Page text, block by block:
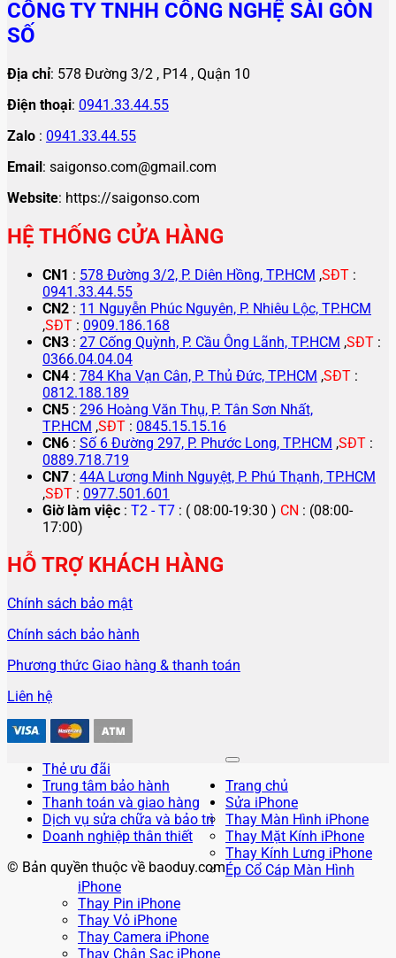
CÔNG TY TNHH CÔNG NGHỆ SÀI GÒN
SỐ
Địa chỉ: 578 Đường 3/2 , P14 , Quận 10
Điện thoại: 0941.33.44.55
Zalo : 0941.33.44.55
Email: saigonso.com@gmail.com
Website: https://saigonso.com
HỆ THỐNG CỬA HÀNG
CN1 : 578 Đường 3/2, P. Diên Hồng, TP.HCM ,SĐT :
0941.33.44.55
CN2 : 11 Nguyễn Phúc Nguyên, P. Nhiêu Lộc, TP.HCM
,SĐT : 0909.186.168
CN3 : 27 Cống Quỳnh, P. Cầu Ông Lãnh, TP.HCM ,SĐT :
0366.04.04.04
CN4 : 784 Kha Vạn Cân, P. Thủ Đức, TP.HCM ,SĐT :
0812.188.189
CN5 : 296 Hoàng Văn Thụ, P. Tân Sơn Nhất,
TP.HCM ,SĐT : 0845.15.15.16
CN6 : Số 6 Đường 297, P. Phước Long, TP.HCM ,SĐT :
0889.718.719
CN7 : 44A Lương Minh Nguyệt, P. Phú Thạnh, TP.HCM
,SĐT : 0977.501.601
Giờ làm việc : T2 - T7 : ( 08:00-19:30 ) CN : (08:00-
17:00)
HỖ TRỢ KHÁCH HÀNG
Chính sách bảo mật
Chính sách bảo hành
Phương thức Giao hàng & thanh toán
Liên hệ
Thẻ ưu đãi
Trung tâm bảo hành
Thanh toán và giao hàng
Dịch vụ sửa chữa và bảo trì
Doanh nghiệp thân thiết
© Bản quyền thuộc về baoduy.com
Trang chủ
Sửa iPhone
Thay Màn Hình iPhone
Thay Mặt Kính iPhone
Thay Kính Lưng iPhone
Ép Cổ Cáp Màn Hình
iPhone
Thay Pin iPhone
Thay Vỏ iPhone
Thay Camera iPhone
Thay Chân Sạc iPhone